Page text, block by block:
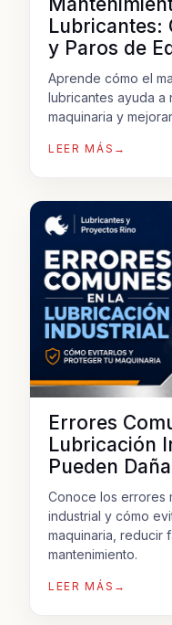
Lubricantes:
y Paros de
Aprende cómo el
lubricantes ayuda
maquinaria y
LEER MÁS →
Errores
Lubricación
Pueden
Conoce los errores
industrial y cómo
maquinaria, reducir
mantenimiento.
LEER MÁS →